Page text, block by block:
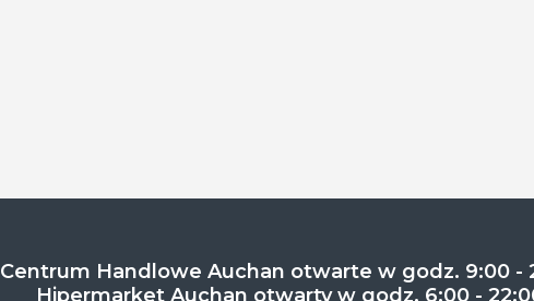
Centrum Handlowe Auchan otwarte w godz. 9:00 -
Hipermarket Auchan otwarty w godz. 6:00 -